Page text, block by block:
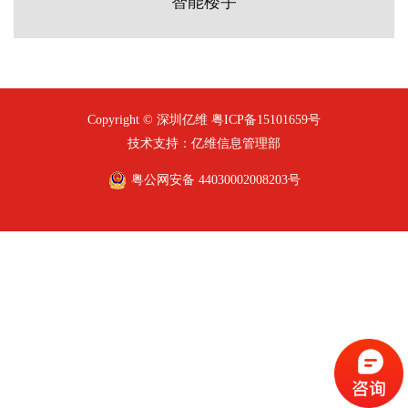
Copyright © 深圳亿维 粤ICP备15101659号
技术支持：亿维信息管理部
粤公网安备 44030002008203号